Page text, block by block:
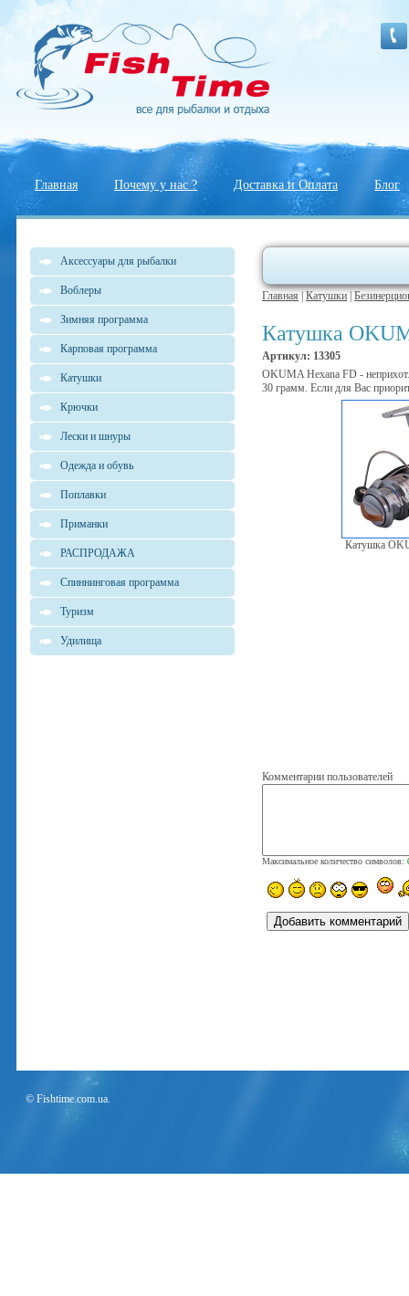
Главная Почему у нас ? Доставка и Оплата Блог
Аксессуары для рыбалки
Воблеры
Зимняя программа
Карповая программа
Катушки
Крючки
Лески и шнуры
Одежда и обувь
Поплавки
Приманки
РАСПРОДАЖА
Спиннинговая программа
Туризм
Удилища
Главная Катушки
Катушка
Артикул: 13305
OKUMA Hexana FD -
30 грамм. Если для Вас
Катушка
Комментарии пользователей
Максимальное количество символов:
© Fishtime.com.ua.